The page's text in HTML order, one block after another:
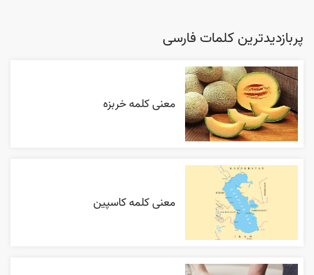
پربازدیدترین کلمات فارسی
معنی کلمه خربزه
معنی کلمه کاسپین